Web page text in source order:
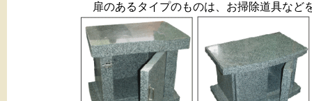
扉のあるタイプのものは、お掃除道具など